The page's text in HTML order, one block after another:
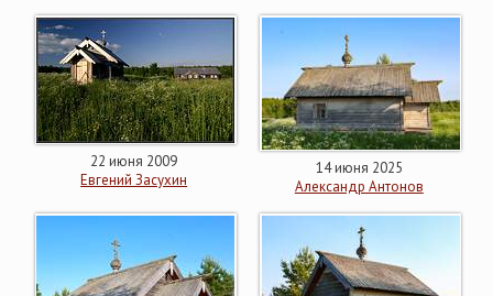
22 июня 2009
Евгений Засухин
14 июня 2025
Александр Антонов